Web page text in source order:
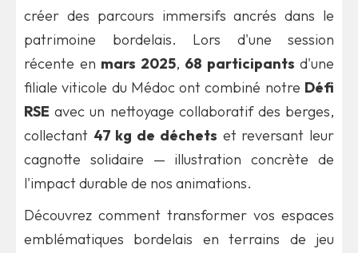
créer des parcours immersifs ancrés dans le
patrimoine bordelais. Lors d'une session
récente en mars 2025, 68 participants d'une
filiale viticole du Médoc ont combiné notre Défi
RSE avec un nettoyage collaboratif des berges,
collectant 47 kg de déchets et reversant leur
cagnotte solidaire — illustration concrète de
l'impact durable de nos animations.
Découvrez comment transformer vos espaces
emblématiques bordelais en terrains de jeu